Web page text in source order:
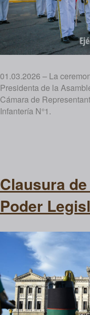
01.03.2026 – La
Presidenta de la
Cámara de
Infantería N°1.
Clausura
Poder